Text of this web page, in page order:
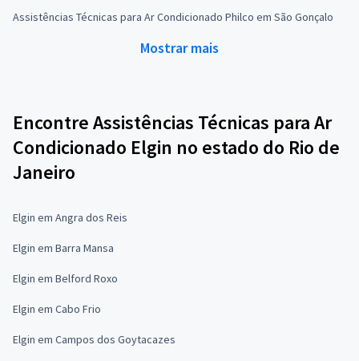
Assistências Técnicas para Ar Condicionado Philco em São Gonçalo
Mostrar mais
Encontre Assistências Técnicas para Ar
Condicionado Elgin no estado do Rio de
Janeiro
Elgin em Angra dos Reis
Elgin em Barra Mansa
Elgin em Belford Roxo
Elgin em Cabo Frio
Elgin em Campos dos Goytacazes